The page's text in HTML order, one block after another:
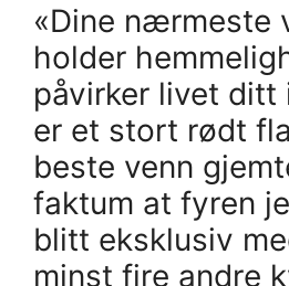
«Dine nærmeste
holder
påvirker livet ditt
er et stort rødt
beste venn
faktum at fyren
blitt eksklusiv
minst fire andre